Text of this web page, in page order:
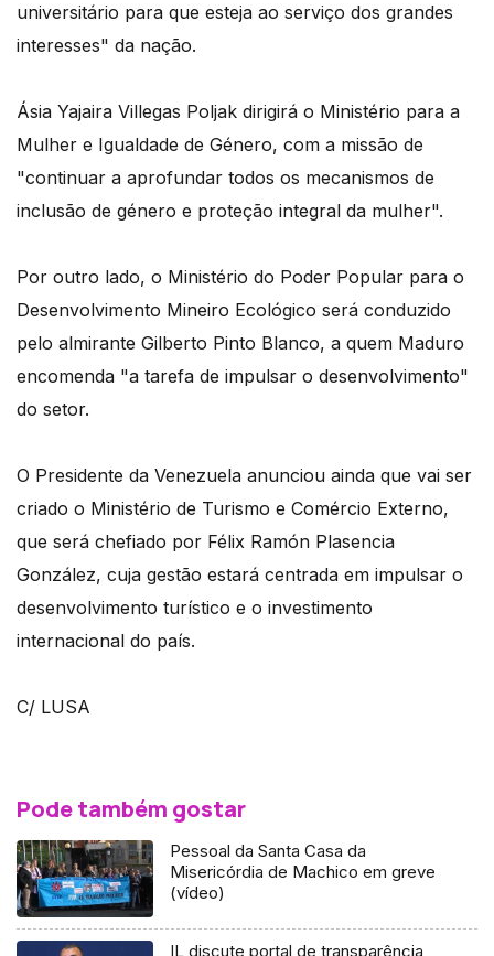
universitário para que esteja ao serviço dos grandes
interesses" da nação.
Ásia Yajaira Villegas Poljak dirigirá o Ministério para a
Mulher e Igualdade de Género, com a missão de
"continuar a aprofundar todos os mecanismos de
inclusão de género e proteção integral da mulher".
Por outro lado, o Ministério do Poder Popular para o
Desenvolvimento Mineiro Ecológico será conduzido
pelo almirante Gilberto Pinto Blanco, a quem Maduro
encomenda "a tarefa de impulsar o desenvolvimento"
do setor.
O Presidente da Venezuela anunciou ainda que vai ser
criado o Ministério de Turismo e Comércio Externo,
que será chefiado por Félix Ramón Plasencia
González, cuja gestão estará centrada em impulsar o
desenvolvimento turístico e o investimento
internacional do país.
C/ LUSA
Pode também gostar
Pessoal da Santa Casa da
Misericórdia de Machico em greve
(vídeo)
IL discute portal de transparência